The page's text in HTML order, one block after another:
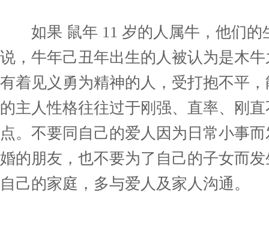
如果 鼠年 11 岁的人属牛，他们的
说，牛年己丑年出生的人被认为是木
有着见义勇为精神的人，受打抱不平
的主人性格往往过于刚强、直率、刚
点。不要同自己的爱人因为日常小事
婚的朋友，也不要为了自己的子女而
自己的家庭，多与爱人及家人沟通。